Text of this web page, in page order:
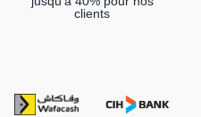
clients